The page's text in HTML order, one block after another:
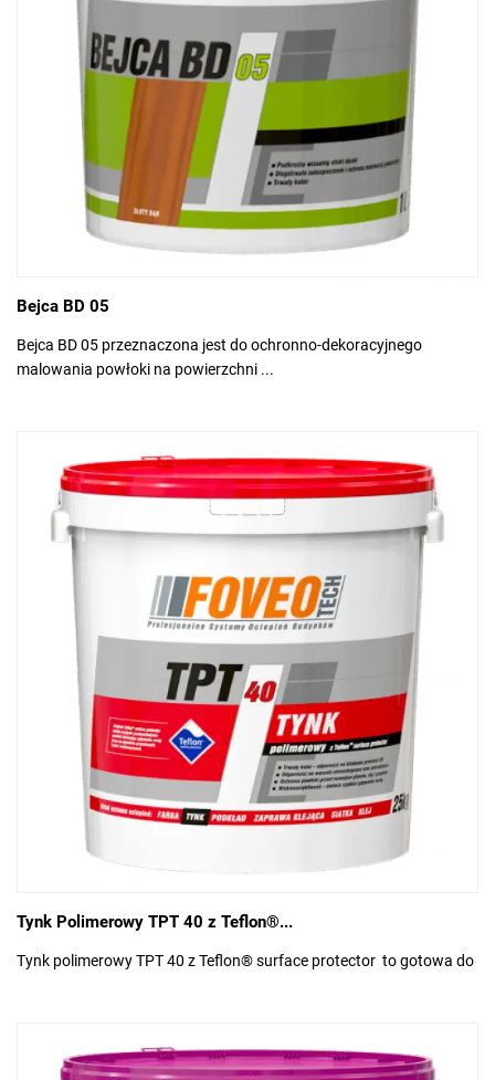
Bejca BD 05
Bejca BD 05 przeznaczona jest do ochronno-dekoracyjnego
malowania powłoki na powierzchni ...
Tynk Polimerowy TPT 40 z Teflon®...
Tynk polimerowy TPT 40 z Teflon® surface protector to gotowa do